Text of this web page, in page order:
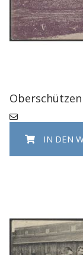
Oberschützen
IN DEN